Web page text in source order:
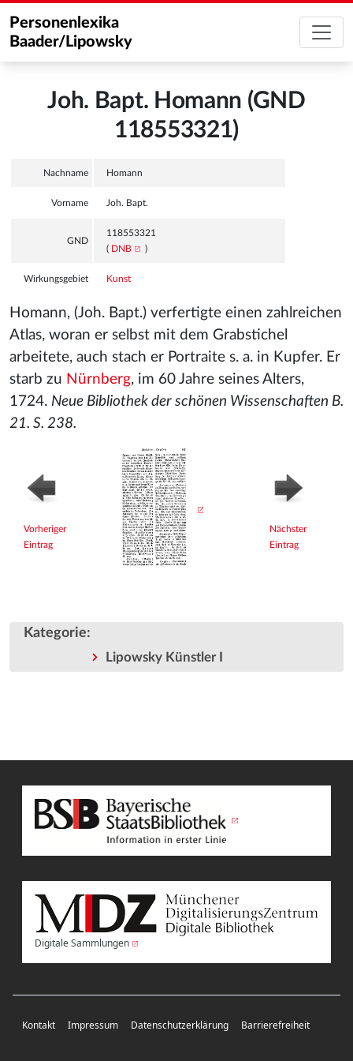
Personenlexika
Baader/Lipowsky
Joh. Bapt. Homann (GND
118553321)
Nachname Homann
Vorname Joh. Bapt.
GND
118553321
( DNB )
Wirkungsgebiet Kunst
Homann, (Joh. Bapt.) verfertigte einen zahlreichen
Atlas, woran er selbst mit dem Grabstichel
arbeitete, auch stach er Portraite s. a. in Kupfer. Er
starb zu Nürnberg, im 60 Jahre seines Alters,
1724. Neue Bibliothek der schönen Wissenschaften B.
21. S. 238.
Vorheriger
Eintrag
Nächster
Eintrag
Kategorie:
Lipowsky Künstler I
Digitale Sammlungen
Kontakt Impressum Datenschutzerklärung Barrierefreiheit